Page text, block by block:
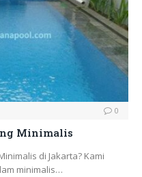
0
Minimalis
di Jakarta? Kami
minimalis…